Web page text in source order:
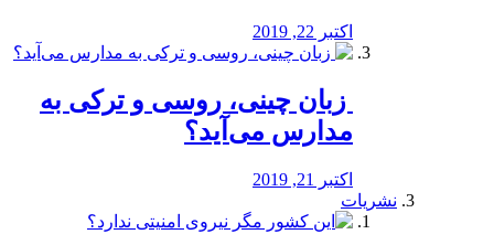
اکتبر 22, 2019
️ زبان چینی، روسی و ترکی به
مدارس می‌آید؟
اکتبر 21, 2019
نشریات